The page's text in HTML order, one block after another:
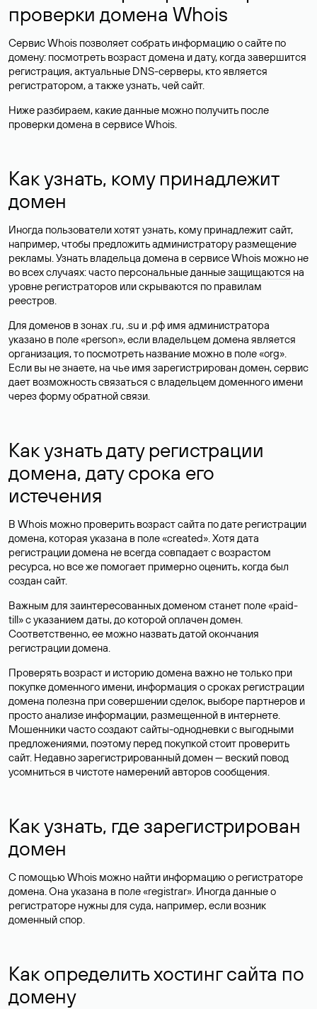
проверки домена Whois
Сервис Whois позволяет собрать информацию о сайте по
домену: посмотреть возраст домена и дату, когда завершится
регистрация, актуальные DNS-серверы, кто является
регистратором, а также узнать, чей сайт.
Ниже разбираем, какие данные можно получить после
проверки домена в сервисе Whois.
Как узнать, кому принадлежит
домен
Иногда пользователи хотят узнать, кому принадлежит сайт,
например, чтобы предложить администратору размещение
рекламы. Узнать владельца домена в сервисе Whois можно не
во всех случаях: часто персональные данныезащищаются на
уровне регистраторов или скрываются по правилам
реестров.
Для доменов в зонах .ru, .su и .рф имя администратора
указано в поле «person», если владельцем домена является
организация, то посмотреть название можно в поле «org».
Если вы не знаете, на чье имя зарегистрирован домен, сервис
дает возможность связаться с владельцем доменного имени
через форму обратной связи.
Как узнать дату регистрации
домена, дату срока его
истечения
В Whois можно проверить возраст сайта по дате регистрации
домена, которая указана в поле «created». Хотя дата
регистрации домена не всегда совпадает с возрастом
ресурса, но все же помогает примерно оценить, когда был
создан сайт.
Важным для заинтересованных доменом станет поле «paid-
till» с указанием даты, до которой оплачен домен.
Соответственно, ее можно назвать датой окончания
регистрации домена.
Проверять возраст и историю домена важно не только при
покупке доменного имени, информация о сроках регистрации
домена полезна при совершении сделок, выборе партнеров и
просто анализе информации, размещенной в интернете.
Мошенники часто создают сайты-однодневки с выгодными
предложениями, поэтому перед покупкой стоит проверить
сайт. Недавно зарегистрированный домен — веский повод
усомниться в чистоте намерений авторов сообщения.
Как узнать, где зарегистрирован
домен
С помощью Whois можно найти информацию о регистраторе
домена. Она указана в поле «registrar». Иногда данные о
регистраторе нужны для суда, например, если возник
доменный спор.
Как определить хостинг сайта по
домену